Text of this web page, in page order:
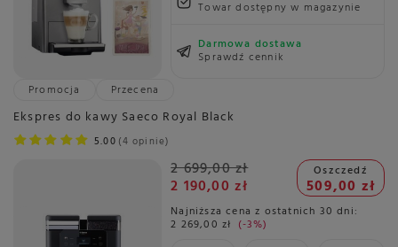
Towar dostępny w magazynie
Darmowa dostawa
Sprawdź cennik
Promocja
Przecena
Ekspres do kawy Saeco Royal Black
5.00 4 opinie
2 699,00 zł
2 190,00 zł
Oszczedź
509,00 zł
Najniższa cena z ostatnich 30 dni:
2 269,00 zł -3%